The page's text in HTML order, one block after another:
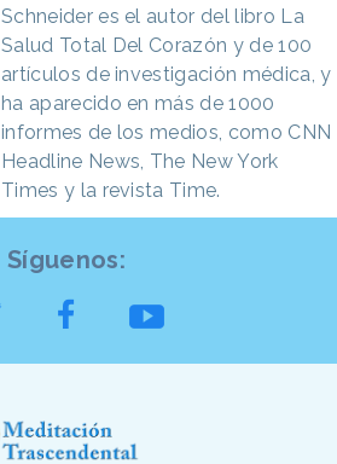
Schneider es el autor del libro La
Salud Total Del Corazón y de 100
artículos de investigación médica, y
ha aparecido en más de 1000
informes de los medios, como CNN
Headline News, The New York
Times y la revista Time.
Síguenos: